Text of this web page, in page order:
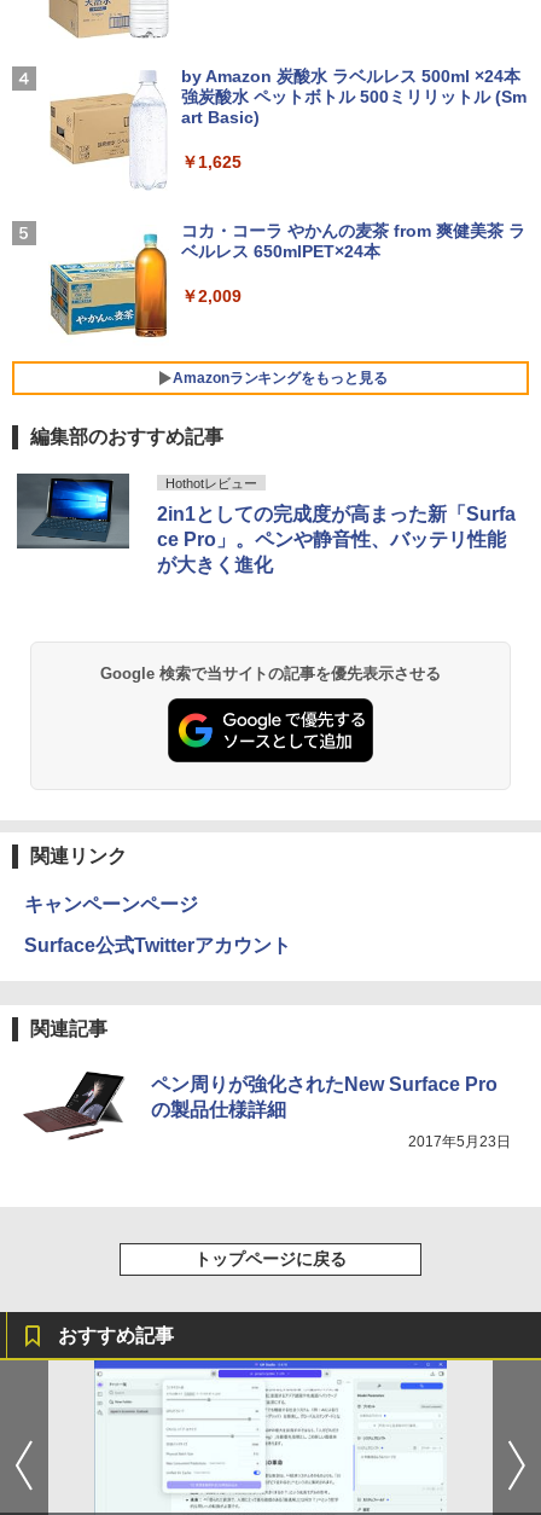
転生したら第七王子だったので、気まま
に魔術を極めます（24） 【電子書籍】[
石沢庸介 ]
￥825
タッチペンで音が聞ける！はじめてずか
レスイヤホン bluetooth イヤホン V12 小型
軽量 ブルートゥースHi-Fi 最大36時間再生 ぶ
るーとゅーす コードレス ENCノイズキャン
付き 防水 タッチ式音量調整 スポーツ/通勤/通
￥1,964
Xiaomi シャオミ REDMI Buds 8 Lite ワイヤ
￥3,480
￥250
￥250
by Amazon 炭酸水 ラベルレス 500ml ×24本
強炭酸水 ペットボトル 500ミリリットル (Sm
art Basic)
￥1,625
コカ・コーラ やかんの麦茶 from 爽健美茶 ラ
ベルレス 650mlPET×24本
￥2,009
Amazonランキングをもっと見る
薬屋のひとりごと 17巻 (デジタル版ビッグガ
￥770
￥832
HUNTER×HUNTER モノクロ版 39 (ジャンプ
コミックスDIGITAL)
スーパーの裏でヤニ吸うふたり 9巻 (デジタル
版ビッグガンガンコミックス)
編集部のおすすめ記事
Hothotレビュー
2in1としての完成度が高まった新「Surfa
ce Pro」。ペンや静音性、バッテリ性能
が大きく進化
Google 検索で当サイトの記事を優先表示させる
関連リンク
キャンペーンページ
Surface公式Twitterアカウント
関連記事
ペン周りが強化されたNew Surface Pro
の製品仕様詳細
2017年5月23日
トップページに戻る
おすすめ記事